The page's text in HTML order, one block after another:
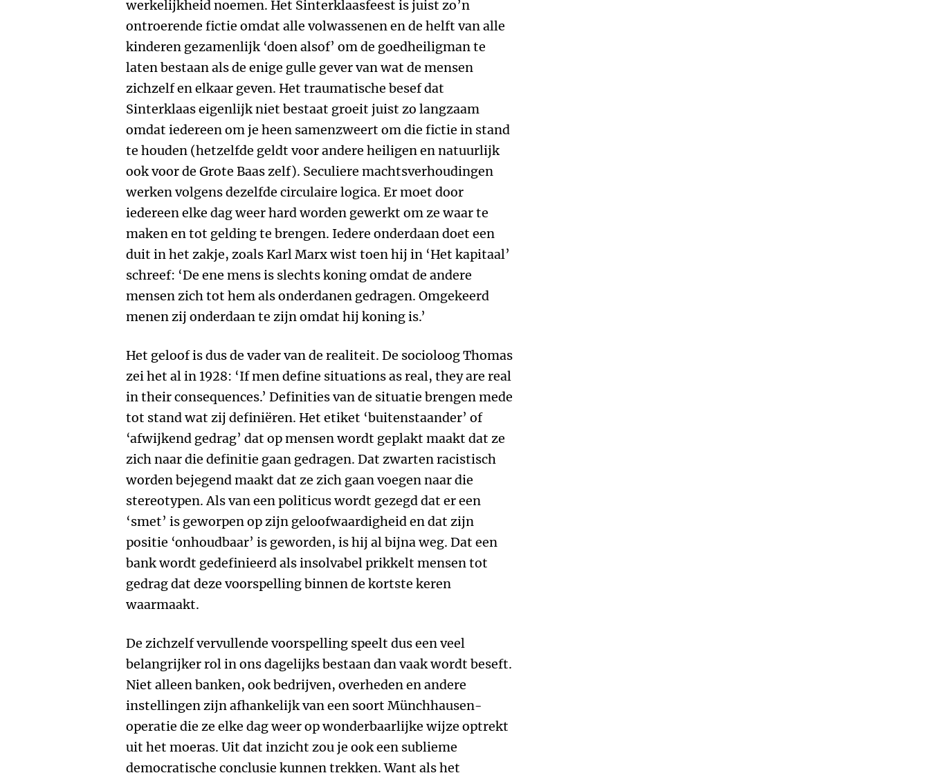
werkelijkheid noemen. Het Sinterklaasfeest is juist zo’n
ontroerende fictie omdat alle volwassenen en de helft van alle
kinderen gezamenlijk ‘doen alsof’ om de goedheiligman te
laten bestaan als de enige gulle gever van wat de mensen
zichzelf en elkaar geven. Het traumatische besef dat
Sinterklaas eigenlijk niet bestaat groeit juist zo langzaam
omdat iedereen om je heen samenzweert om die fictie in stand
te houden (hetzelfde geldt voor andere heiligen en natuurlijk
ook voor de Grote Baas zelf). Seculiere machtsverhoudingen
werken volgens dezelfde circulaire logica. Er moet door
iedereen elke dag weer hard worden gewerkt om ze waar te
maken en tot gelding te brengen. Iedere onderdaan doet een
duit in het zakje, zoals Karl Marx wist toen hij in ‘Het kapitaal’
schreef: ‘De ene mens is slechts koning omdat de andere
mensen zich tot hem als onderdanen gedragen. Omgekeerd
menen zij onderdaan te zijn omdat hij koning is.’
Het geloof is dus de vader van de realiteit. De socioloog Thomas
zei het al in 1928: ‘If men define situations as real, they are real
in their consequences.’ Definities van de situatie brengen mede
tot stand wat zij definiëren. Het etiket ‘buitenstaander’ of
‘afwijkend gedrag’ dat op mensen wordt geplakt maakt dat ze
zich naar die definitie gaan gedragen. Dat zwarten racistisch
worden bejegend maakt dat ze zich gaan voegen naar die
stereotypen. Als van een politicus wordt gezegd dat er een
‘smet’ is geworpen op zijn geloofwaardigheid en dat zijn
positie ‘onhoudbaar’ is geworden, is hij al bijna weg. Dat een
bank wordt gedefinieerd als insolvabel prikkelt mensen tot
gedrag dat deze voorspelling binnen de kortste keren
waarmaakt.
De zichzelf vervullende voorspelling speelt dus een veel
belangrijker rol in ons dagelijks bestaan dan vaak wordt beseft.
Niet alleen banken, ook bedrijven, overheden en andere
instellingen zijn afhankelijk van een soort Münchhausen-
operatie die ze elke dag weer op wonderbaarlijke wijze optrekt
uit het moeras. Uit dat inzicht zou je ook een sublieme
democratische conclusie kunnen trekken. Want als het